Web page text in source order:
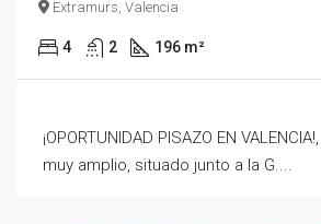
Extramurs, Valencia
4 2 196 m²
¡OPORTUNIDAD PISAZO EN
muy amplio, situado junto a la G....